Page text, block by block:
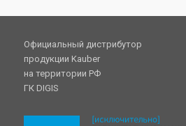
Официальный дистрибутор
продукции Kauber
на территории РФ
ГК DIGIS